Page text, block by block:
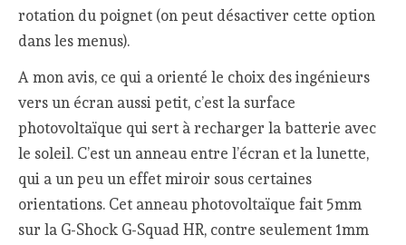
rotation du poignet (on peut désactiver cette option
dans les menus).
A mon avis, ce qui a orienté le choix des ingénieurs
vers un écran aussi petit, c’est la surface
photovoltaïque qui sert à recharger la batterie avec
le soleil. C’est un anneau entre l’écran et la lunette,
qui a un peu un effet miroir sous certaines
orientations. Cet anneau photovoltaïque fait 5mm
sur la G-Shock G-Squad HR, contre seulement 1mm